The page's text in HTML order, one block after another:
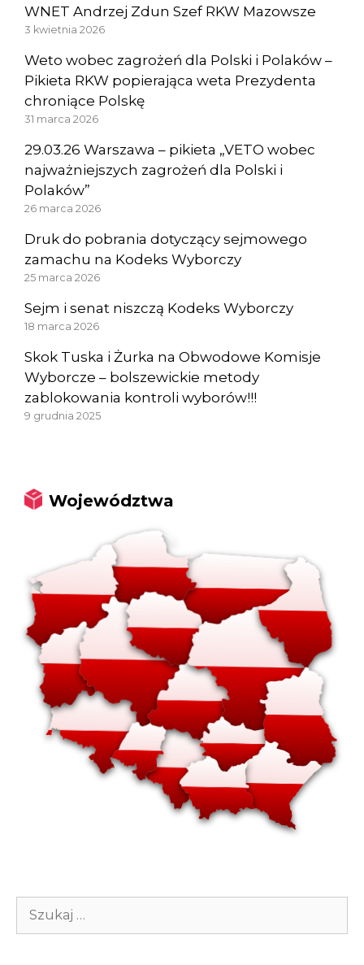
WNET Andrzej Zdun Szef RKW Mazowsze
3 kwietnia 2026
Weto wobec zagrożeń dla Polski i Polaków –
Pikieta RKW popierająca weta Prezydenta
chroniące Polskę
31 marca 2026
29.03.26 Warszawa – pikieta „VETO wobec
najważniejszych zagrożeń dla Polski i
Polaków”
26 marca 2026
Druk do pobrania dotyczący sejmowego
zamachu na Kodeks Wyborczy
25 marca 2026
Sejm i senat niszczą Kodeks Wyborczy
18 marca 2026
Skok Tuska i Żurka na Obwodowe Komisje
Wyborcze – bolszewickie metody
zablokowania kontroli wyborów!!!
9 grudnia 2025
Województwa
Szukaj: